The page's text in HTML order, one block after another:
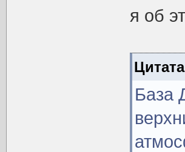
я об
Цитата
База